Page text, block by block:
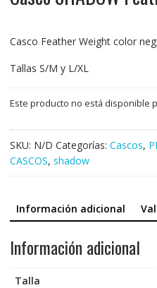
Casco Feather Weight color
Tallas S/M y L/XL
Este producto no está disponible
SKU: N/D Categorías: Cascos,
CASCOS, shadow
Información adicional
Información adicional
Talla